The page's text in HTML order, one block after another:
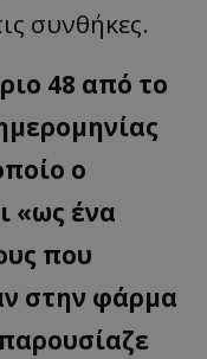
συνθήκες.
48 από το
ο
«ως ένα
που
στην φάρμα